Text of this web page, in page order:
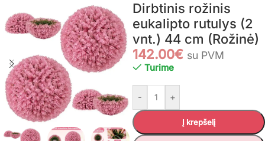
Dirbtinis rožinis
eukalipto rutulys (2
vnt.) 44 cm (Rožinė)
142.00€ su PVM
Turime
- +
Į krepšelį